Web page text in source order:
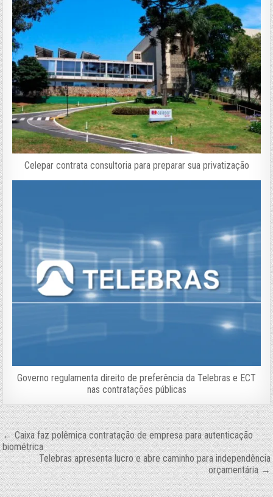
Celepar contrata consultoria para preparar sua privatização
Governo regulamenta direito de preferência da Telebras e ECT
nas contratações públicas
Navegação
de
Post
← Caixa faz polêmica contratação de empresa para autenticação
biométrica
Telebras apresenta lucro e abre caminho para independência
orçamentária →